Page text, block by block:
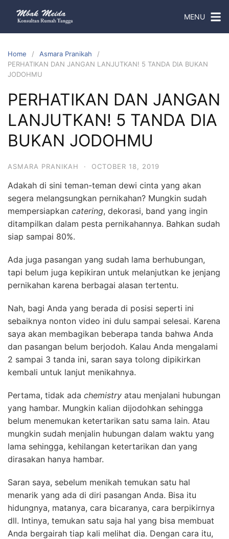
MENU
Home
Asmara Pranikah
PERHATIKAN DAN JANGAN LANJUTKAN! 5 TANDA DIA BUKAN
JODOHMU
PERHATIKAN DAN JANGAN
LANJUTKAN! 5 TANDA DIA
BUKAN JODOHMU
ASMARA PRANIKAH · OCTOBER 18, 2019
Adakah di sini teman-teman dewi cinta yang akan
segera melangsungkan pernikahan? Mungkin sudah
mempersiapkan catering, dekorasi, band yang ingin
ditampilkan dalam pesta pernikahannya. Bahkan sudah
siap sampai 80%.
Ada juga pasangan yang sudah lama berhubungan,
tapi belum juga kepikiran untuk melanjutkan ke jenjang
pernikahan karena berbagai alasan tertentu.
Nah, bagi Anda yang berada di posisi seperti ini
sebaiknya nonton video ini dulu sampai selesai. Karena
saya akan membagikan beberapa tanda bahwa Anda
dan pasangan belum berjodoh. Kalau Anda mengalami
2 sampai 3 tanda ini, saran saya tolong dipikirkan
kembali untuk lanjut menikahnya.
Pertama, tidak ada chemistry atau menjalani hubungan
yang hambar. Mungkin kalian dijodohkan sehingga
belum menemukan ketertarikan satu sama lain. Atau
mungkin sudah menjalin hubungan dalam waktu yang
lama sehingga, kehilangan ketertarikan dan yang
dirasakan hanya hambar.
Saran saya, sebelum menikah temukan satu hal
menarik yang ada di diri pasangan Anda. Bisa itu
hidungnya, matanya, cara bicaranya, cara berpikirnya
dll. Intinya, temukan satu saja hal yang bisa membuat
Anda bergairah tiap kali melihat dia. Dengan cara itu,